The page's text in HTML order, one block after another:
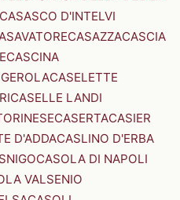
CASASCO D'INTELVI
CASAZZACASCIA
CASCINA
CASELETTE
CASELLE LANDI
CASERTACASIER
D'ADDACASLINO D'ERBA
CASOLA DI NAPOLI
VALSENIO